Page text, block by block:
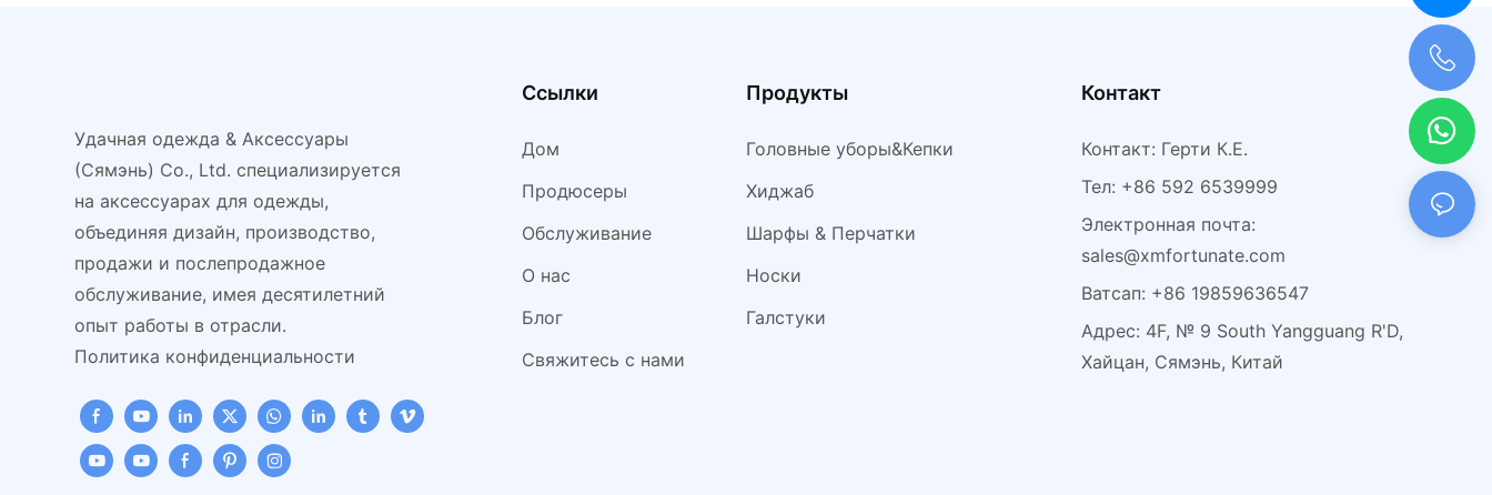
Удачная одежда & Аксессуары
(Сямэнь) Co., Ltd. специализируется
на аксессуарах для одежды,
объединяя дизайн, производство,
продажи и послепродажное
обслуживание, имея десятилетний
опыт работы в отрасли.
Политика конфиденциальности
Ссылки
Дом
Продюсеры
Обслуживание
О нас
Блог
Свяжитесь с нами
Продукты
Головные уборы&Кепки
Хиджаб
Шарфы & Перчатки
Носки
Галстуки
Контакт
Контакт: Герти К.Е.
Тел: +86 592 6539999
Электронная почта:
sales@xmfortunate.com
Ватсап: +86 19859636547
Адрес: 4F, № 9 South Yangguang R'D,
Хайцан, Сямэнь, Китай